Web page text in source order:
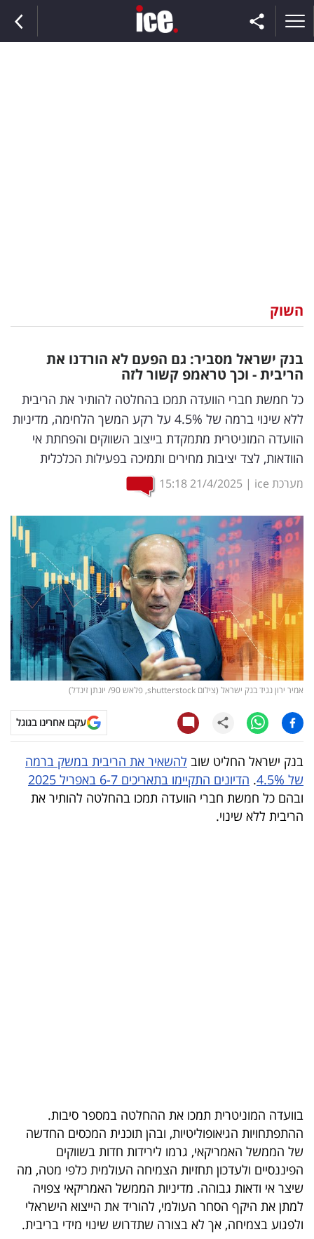
וצרכנות
דיגיטל
וטק
שיווק
ופרסום
משפט
מדדים
ומחקרים
דעות
רכילות
עסקית
קריפטו
ויראלי
טלוויזיה
עסקי
ספורט
קריירה
5
המילון
הכלכלי
פודקאסט
40
השוק
בנק ישראל מסביר: גם הפעם לא הורדנו את
הריבית - וכך טראמפ קשור לזה
כל חמשת חברי הוועדה תמכו בהחלטה להותיר את הריבית
ללא שינוי ברמה של 4.5% על רקע המשך הלחימה, מדיניות
הוועדה המוניטרית מתמקדת בייצוב השווקים והפחתת אי
הוודאות, לצד יציבות מחירים ותמיכה בפעילות הכלכלית
מערכת ice |
21/4/2025
15:18
אמיר ירון נגיד בנק ישראל (צילום shutterstock, פלאש 90/ יונתן זינדל)
עקבו אחרינו בגוגל
בנק ישראל החליט שוב להשאיר את הריבית במשק ברמה
של 4.5%
. הדיונים התקיימו בתאריכים 6-7 באפריל 2025
ובהם כל חמשת חברי הוועדה תמכו בהחלטה להותיר את
הריבית ללא שינוי.
בוועדה המוניטרית תמכו את ההחלטה במספר סיבות.
ההתפתחויות הגיאופוליטיות, ובהן תוכנית המכסים החדשה
של הממשל האמריקאי, גרמו לירידות חדות בשווקים
הפיננסיים ולעדכון תחזיות הצמיחה העולמית כלפי מטה, מה
שיצר אי ודאות גבוהה. מדיניות הממשל האמריקאי צפויה
למתן את היקף הסחר העולמי, להוריד את הייצוא הישראלי
ולפגוע בצמיחה, אך לא בצורה שתדרוש שינוי מידי בריבית.